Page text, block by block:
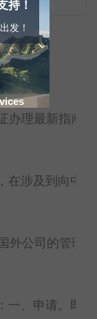
南
办理最新指南
在涉及到向中
外公司的管理
、申请。即
持！
发！